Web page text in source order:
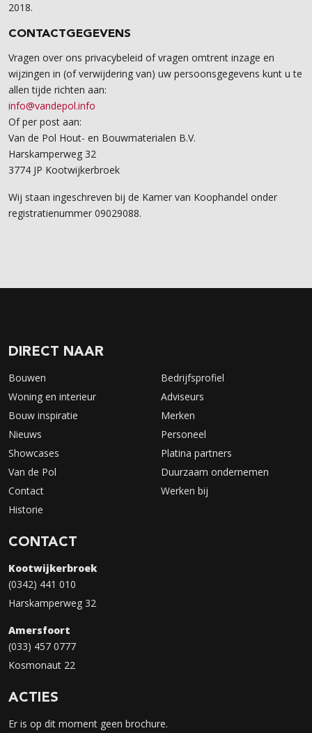
2018.
CONTACTGEGEVENS
Vragen over ons privacybeleid of vragen omtrent inzage en
wijzingen in (of verwijdering van) uw persoonsgegevens kunt u te
allen tijde richten aan:
info@vandepol.info
Of per post aan:
Van de Pol Hout- en Bouwmaterialen B.V.
Harskamperweg 32
3774 JP Kootwijkerbroek
Wij staan ingeschreven bij de Kamer van Koophandel onder
registratienummer 09029088.
DIRECT NAAR
Bouwen
Woning en interieur
Bouw inspiratie
Nieuws
Showcases
Van de Pol
Contact
Historie
Bedrijfsprofiel
Adviseurs
Merken
Personeel
Platina partners
Duurzaam ondernemen
Werken bij
CONTACT
Kootwijkerbroek
(0342) 441 010
Harskamperweg 32
Amersfoort
(033) 457 0777
Kosmonaut 22
ACTIES
Er is op dit moment geen brochure.